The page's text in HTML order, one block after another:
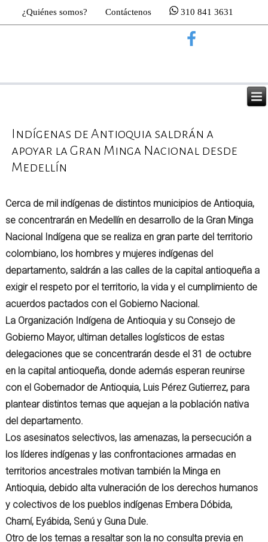
¿Quiénes somos? Contáctenos 310 841 3631
Indígenas de Antioquia saldrán a
apoyar la Gran Minga Nacional desde
Medellín
Cerca de mil indígenas de distintos municipios de Antioquia,
se concentrarán en Medellín en desarrollo de la Gran Minga
Nacional Indígena que se realiza en gran parte del territorio
colombiano, los hombres y mujeres indígenas del
departamento, saldrán a las calles de la capital antioqueña a
exigir el respeto por el territorio, la vida y el cumplimiento de
acuerdos pactados con el Gobierno Nacional.
La Organización Indígena de Antioquia y su Consejo de
Gobierno Mayor, ultiman detalles logísticos de estas
delegaciones que se concentrarán desde el 31 de octubre
en la capital antioqueña, donde además esperan reunirse
con el Gobernador de Antioquia, Luis Pérez Gutierrez, para
plantear distintos temas que aquejan a la población nativa
del departamento.
Los asesinatos selectivos, las amenazas, la persecución a
los líderes indígenas y las confrontaciones armadas en
territorios ancestrales motivan también la Minga en
Antioquia, debido alta vulneración de los derechos humanos
y colectivos de los pueblos indígenas Embera Dóbida,
Chamí, Eyábida, Senú y Guna Dule.
Otro de los temas a resaltar son la no consulta previa en